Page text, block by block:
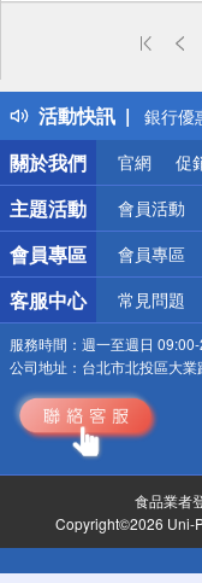
活動快訊
詐騙網
熱門話
銀行優
偏遠地
詐騙網
關於我們
官網 促
主題活動 會員活動
會員專區 會員專區
客服中心 常見問題
服務時間： 週一至週日
公司地址： 台北市北投區大
食品業者
Copyright©2026 Uni-